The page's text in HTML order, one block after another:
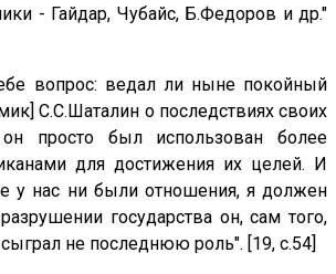
- Гайдар, Чубайс, Б.Федоров и др."
вопрос: ведал ли ныне покойный
С.С.Шаталин о последствиях своих
просто был использован более
для достижения их целей. И
у нас ни были отношения, я должен
государства он, сам того,
не последнюю роль". [19, c.54]